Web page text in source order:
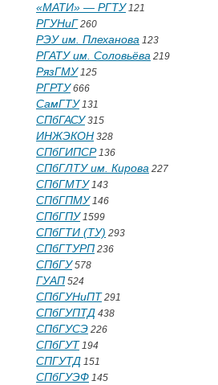
«МАТИ» — РГТУ121
РГУНиГ 260
РЭУ им. Плеханова 123
РГАТУ им. Соловьёва 219
РязГМУ125
РГРТУ666
СамГТУ131
СПбГАСУ315
ИНЖЭКОН 328
СПбГИПСР136
СПбГЛТУ им. Кирова 227
СПбГМТУ143
СПбГПМУ146
СПбГПУ1599
СПбГТИ (ТУ) 293
СПбГТУРП 236
СПбГУ578
ГУАП 524
СПбГУНиПТ 291
СПбГУПТД 438
СПбГУСЭ 226
СПбГУТ 194
СПГУТД 151
СПбГУЭФ 145